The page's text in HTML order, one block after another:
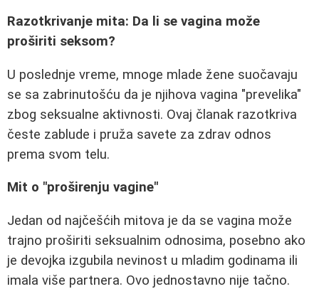
Razotkrivanje mita: Da li se vagina može
proširiti seksom?
U poslednje vreme, mnoge mlade žene suočavaju
se sa zabrinutošću da je njihova vagina "prevelika"
zbog seksualne aktivnosti. Ovaj članak razotkriva
česte zablude i pruža savete za zdrav odnos
prema svom telu.
Mit o "proširenju vagine"
Jedan od najčešćih mitova je da se vagina može
trajno proširiti seksualnim odnosima, posebno ako
je devojka izgubila nevinost u mladim godinama ili
imala više partnera. Ovo jednostavno nije tačno.